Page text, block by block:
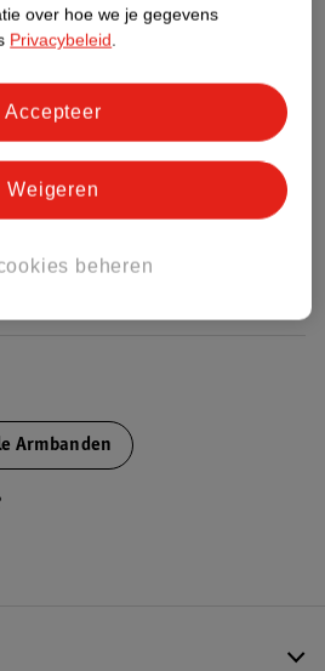
Score.
informatie
Armbanden
over hoe we je gegevens
Privacybeleid.
beheren
Weigeren
Accepteer